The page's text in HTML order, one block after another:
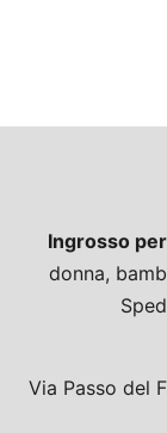
Ingrosso
donna,
Via Passo del